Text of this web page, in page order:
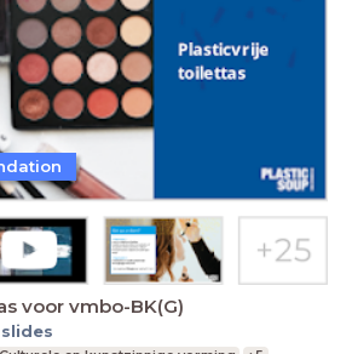
voor vmbo-BK(G)
slides